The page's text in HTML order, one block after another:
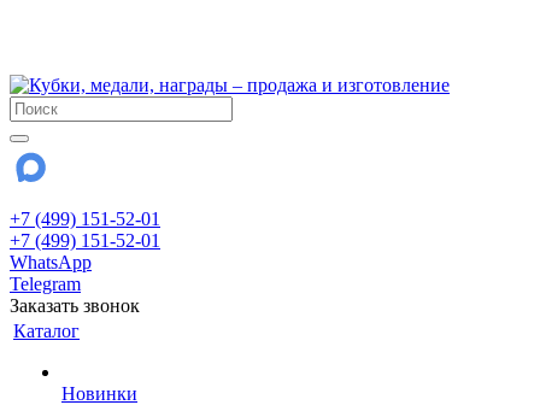
+7 (499) 151-52-01
+7 (499) 151-52-01
WhatsApp
Telegram
Заказать звонок
Каталог
Новинки